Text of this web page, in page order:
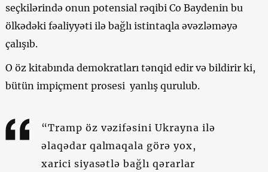
seçkilərində onun potensial rəqibi Co Baydenin bu
ölkədəki fəaliyyəti ilə bağlı istintaqla əvəzləməyə
çalışıb.
O öz kitabında demokratları tənqid edir və bildirir ki,
bütün impiçment prosesi yanlış qurulub.
“Tramp öz vəzifəsini Ukrayna ilə
əlaqədar qalmaqala görə yox,
xarici siyasətlə bağlı qərarlar